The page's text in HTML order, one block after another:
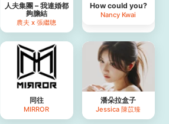
人夫集團 – 我連婚都
夠膽結
農夫 x 張繼聰
How could you?
Nancy Kwai
同往
MIRROR
潘朵拉盒子
Jessica 陳苡臻